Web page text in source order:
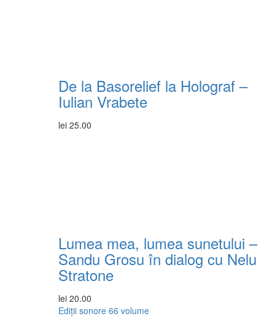
De la Basorelief la Holograf –
Iulian Vrabete
lei 25.00
Lumea mea, lumea sunetului –
Sandu Grosu în dialog cu Nelu
Stratone
lei 20.00
Ediții sonore 66 volume